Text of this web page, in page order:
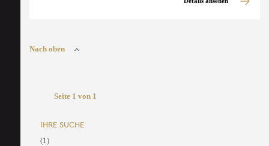
Nach oben
Seite 1 von 1
IHRE SUCHE
(1)